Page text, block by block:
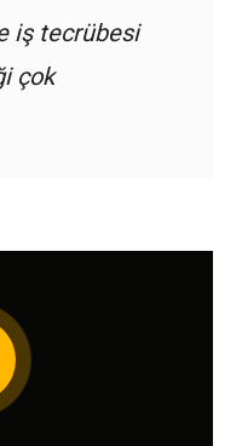
iş tecrübesi
çok